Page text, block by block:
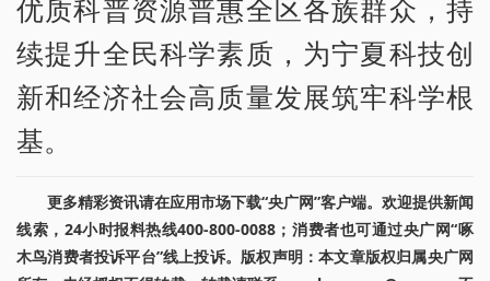
优质科普资源普惠全区各族群众，持
续提升全民科学素质，为宁夏科技创
新和经济社会高质量发展筑牢科学根
基。
更多精彩资讯请在应用市场下载“央广网”客户端。欢迎提供新闻
线索，24小时报料热线400-800-0088；消费者也可通过央广网“啄
木鸟消费者投诉平台”线上投诉。版权声明：本文章版权归属央广网